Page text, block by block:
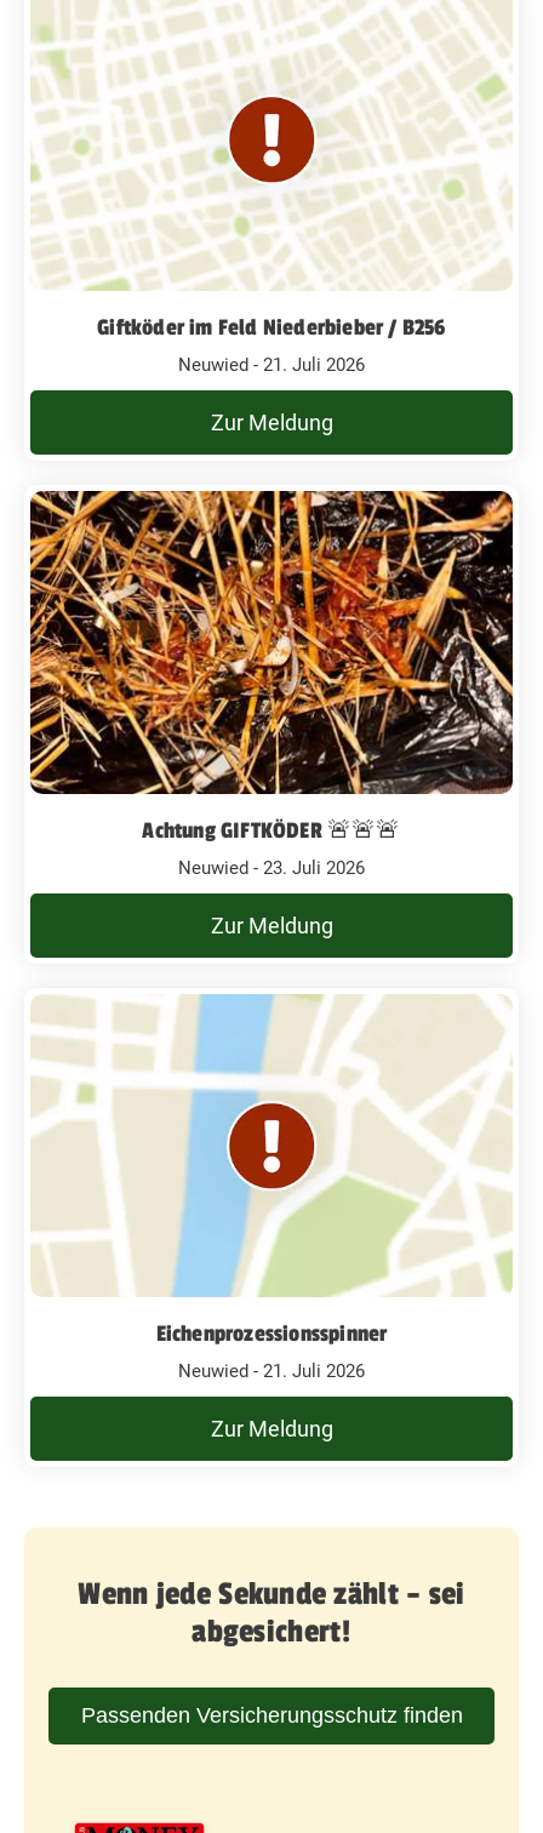
Giftköder im Feld Niederbieber / B256
Neuwied - 21. Juli 2026
Zur Meldung
Achtung GIFTKÖDER 🚨🚨🚨
Neuwied - 23. Juli 2026
Zur Meldung
Eichenprozessionsspinner
Neuwied - 21. Juli 2026
Zur Meldung
Wenn jede Sekunde zählt – sei
abgesichert!
Passenden Versicherungsschutz finden